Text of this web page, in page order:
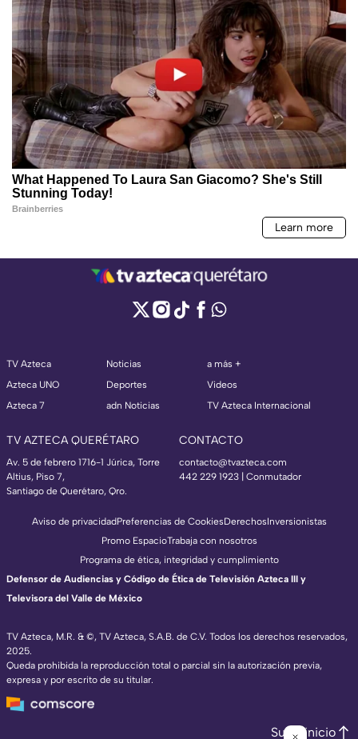
TV Azteca
Azteca UNO
Azteca 7
Noticias
Deportes
adn Noticias
a más +
Videos
TV Azteca Internacional
TV AZTECA QUERÉTARO
Av. 5 de febrero 1716-1 Júrica, Torre
Altius, Piso 7,
Santiago de Querétaro, Qro.
CONTACTO
contacto@tvazteca.com
442 229 1923 | Conmutador
TV Azteca, M.R. & ©, TV Azteca, S.A.B. de C.V. Todos los derechos reservados,
2025.
Queda prohibida la reproducción total o parcial sin la autorización previa,
expresa y por escrito de su titular.
Aviso de privacidadPreferencias de CookiesDerechosInversionistas
Promo EspacioTrabaja con nosotros
Programa de ética, integridad y cumplimiento
Defensor de Audiencias y Código de Ética de Televisión Azteca III y
Televisora del Valle de México
Subir inicio